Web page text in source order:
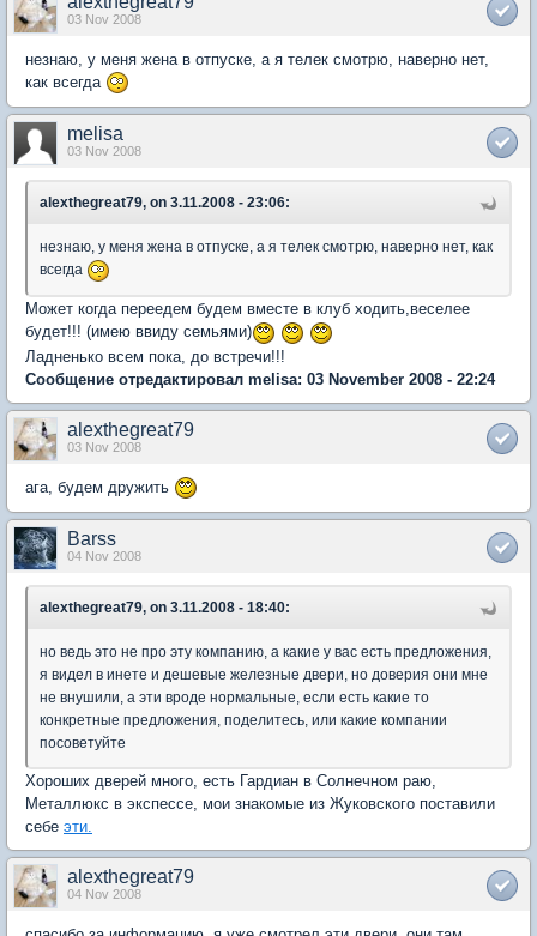
03 Nov 2008
незнаю, у меня жена в отпуске, а я телек смотрю, наверно нет,
как всегда
melisa
03 Nov 2008
alexthegreat79, on 3.11.2008 - 23:06:
незнаю, у меня жена в отпуске, а я телек смотрю, наверно нет, как
всегда
Может когда переедем будем вместе в клуб ходить,веселее
будет!!! (имею ввиду семьями)
Ладненько всем пока, до встречи!!!
Сообщение отредактировал melisa: 03 November 2008 - 22:24
alexthegreat79
03 Nov 2008
ага, будем дружить
Barss
04 Nov 2008
alexthegreat79, on 3.11.2008 - 18:40:
но ведь это не про эту компанию, а какие у вас есть предложения,
я видел в инете и дешевые железные двери, но доверия они мне
не внушили, а эти вроде нормальные, если есть какие то
конкретные предложения, поделитесь, или какие компании
посоветуйте
Хороших дверей много, есть Гардиан в Солнечном раю,
Металлюкс в экспессе, мои знакомые из Жуковского поставили
себе эти.
alexthegreat79
04 Nov 2008